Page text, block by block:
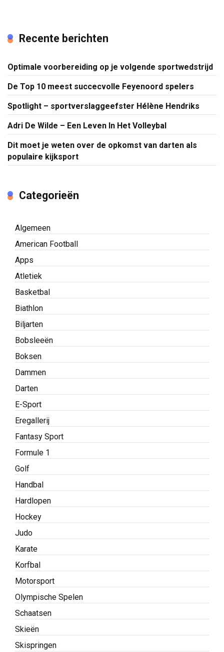
Recente berichten
Optimale voorbereiding op je volgende sportwedstrijd
De Top 10 meest succecvolle Feyenoord spelers
Spotlight – sportverslaggeefster Hélène Hendriks
Adri De Wilde – Een Leven In Het Volleybal
Dit moet je weten over de opkomst van darten als
populaire kijksport
Categorieën
Algemeen
American Football
Apps
Atletiek
Basketbal
Biathlon
Biljarten
Bobsleeën
Boksen
Dammen
Darten
E-Sport
Eregallerij
Fantasy Sport
Formule 1
Golf
Handbal
Hardlopen
Hockey
Judo
Karate
Korfbal
Motorsport
Olympische Spelen
Schaatsen
Skieën
Skispringen